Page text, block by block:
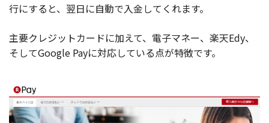
行にすると、翌日に自動で入金してくれます。
主要クレジットカードに加えて、電子マネー、楽天Edy、
そしてGoogle Payに対応している点が特徴です。